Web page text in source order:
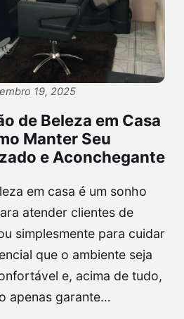
19, 2025
de Beleza em Casa
Manter Seu
e Aconchegante
em casa é um sonho
atender clientes de
simplesmente para cuidar
que o ambiente seja
e, acima de tudo,
apenas garante…